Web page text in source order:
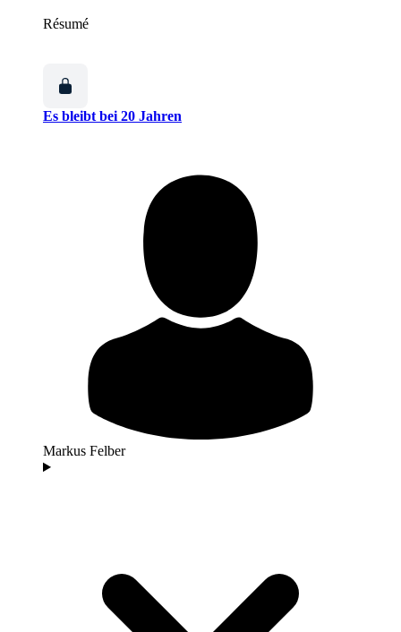
Résumé
Es bleibt bei 20 Jahren
Markus Felber